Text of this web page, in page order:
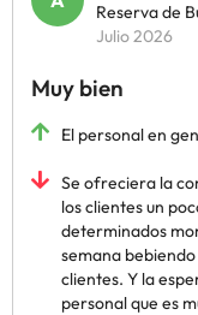
Reserva de
Julio 2026
Muy bien
El personal en
Se ofreciera la
los clientes un
determinados
semana
clientes. Y la
personal que es